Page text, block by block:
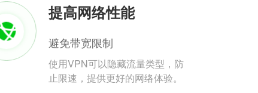
提高网络性能
避免带宽限制
使用VPN可以隐藏流量类型，防
止限速，提供更好的网络体验。